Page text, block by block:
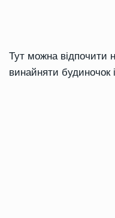
Тут можна відпочити
винайняти